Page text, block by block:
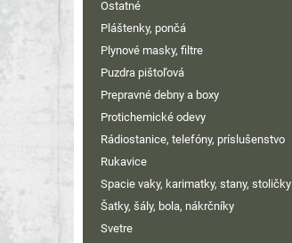
Ostatné
Pláštenky, pončá
Plynové masky, filtre
Puzdra pištoľová
Prepravné debny a boxy
Protichemické odevy
Rádiostanice, telefóny, príslušenstvo
Rukavice
Spacie vaky, karimatky, stany, stoličky
Šatky, šály, bola, nákrčníky
Svetre